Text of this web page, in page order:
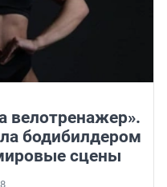
велотренажер».
бодибилдером
сцены
8